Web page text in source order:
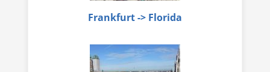
Frankfurt -> Florida